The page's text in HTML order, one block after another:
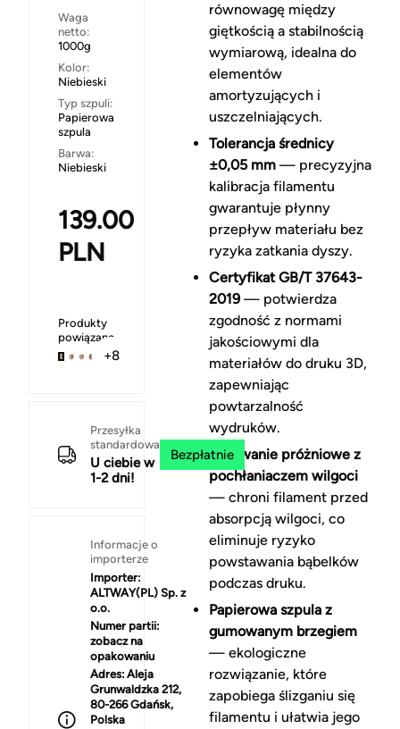
Waga
netto:
1000g
Kolor:
Niebieski
Typ szpuli:
Papierowa
szpula
Barwa:
Niebieski
139.00
PLN
Produkty
powiązane
+8
Przesyłka
standardowa
U ciebie w
1-2 dni!
Bezpłatnie
Informacje o
importerze
Importer:
ALTWAY(PL) Sp. z
o.o.
Numer partii:
zobacz na
opakowaniu
Adres: Aleja
Grunwaldzka 212,
80-266 Gdańsk,
Polska
równowagę między
giętkością a stabilnością
wymiarową, idealna do
elementów
amortyzujących i
uszczelniających.
Tolerancja średnicy
±0,05 mm— precyzyjna
kalibracja filamentu
gwarantuje płynny
przepływ materiału bez
ryzyka zatkania dyszy.
Certyfikat GB/T 37643-
2019— potwierdza
zgodność z normami
jakościowymi dla
materiałów do druku 3D,
zapewniając
powtarzalność
wydruków.
Pakowanie próżniowe z
pochłaniaczem wilgoci
— chroni filament przed
absorpcją wilgoci, co
eliminuje ryzyko
powstawania bąbelków
podczas druku.
Papierowa szpula z
gumowanym brzegiem
— ekologiczne
rozwiązanie, które
zapobiega ślizganiu się
filamentu i ułatwia jego